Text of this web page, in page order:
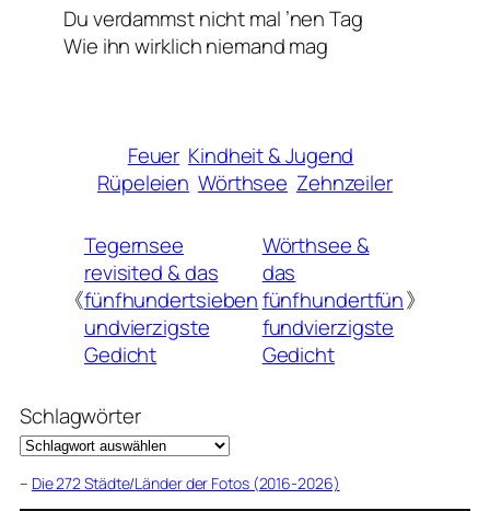
Du verdammst nicht mal ’nen Tag
Wie ihn wirklich niemand mag
Feuer Kindheit & Jugend
Rüpeleien Wörthsee Zehnzeiler
《
Tegernsee
revisited & das
fünfhundertsieben
undvierzigste
Gedicht
Wörthsee &
das
fünfhundertfün
fundvierzigste
Gedicht
》
Schlagwörter
– Die 272 Städte/Länder der Fotos (2016-2026)